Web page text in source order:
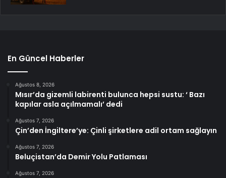
En Güncel Haberler
Ağustos 8, 2026
Mısır’da gizemli labirenti bulunca hepsi sustu: ‘ Bazı
kapılar asla açılmamalı’ dedi
Ağustos 7, 2026
Çin’den İngiltere’ye: Çinli şirketlere adil ortam sağlayın
Ağustos 7, 2026
Beluçistan’da Demir Yolu Patlaması
Ağustos 7, 2026